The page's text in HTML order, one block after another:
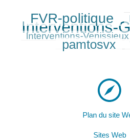
396/550FVR-politique
195/550
550/550
Interventions-
174/550
Interventions-Venissieux
207/550
368/550
pamtosvx
Plan du site
Sites Web